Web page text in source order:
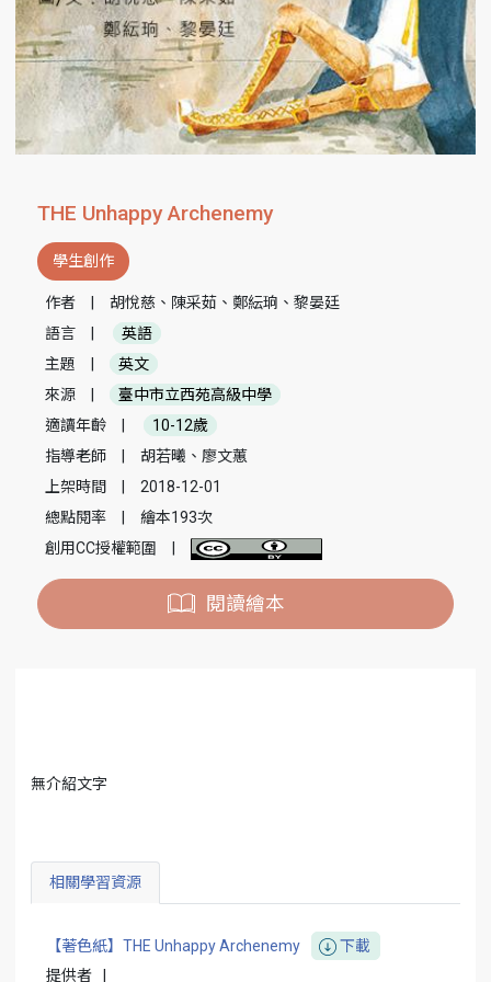
THE Unhappy Archenemy
學生創作
作者
胡悅慈、陳采茹、鄭紜珦、黎晏廷
語言
英語
主題
英文
來源
臺中市立西苑高級中學
適讀年齡
10-12歲
指導老師
胡若曦、廖文蕙
上架時間
2018-12-01
總點閱率
繪本193次
創用CC授權範圍
閱讀繪本
無介紹文字
相關學習資源
【著色紙】THE Unhappy Archenemy
下載
提供者